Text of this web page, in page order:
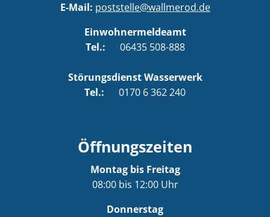
E-Mail: poststelle@wallmerod.de
Einwohnermeldeamt
Tel.: 06435 508-888
Störungsdienst Wasserwerk
Tel.: 0170 6 362 240
Öffnungszeiten
Montag bis Freitag
08:00 bis 12:00 Uhr
Donnerstag